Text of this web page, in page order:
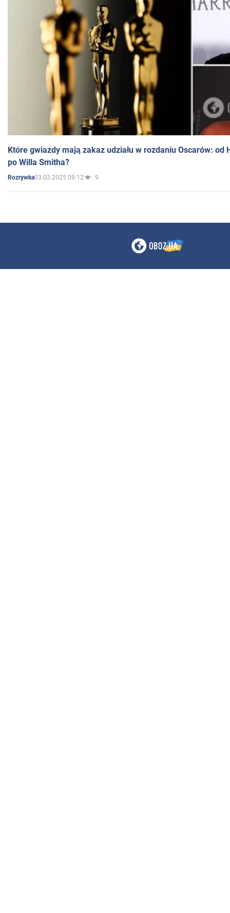
Które gwiazdy mają zakaz udziału w rozdaniu Oscarów: od
po Willa Smitha?
Rozrywka03.03.2025 09:12 9